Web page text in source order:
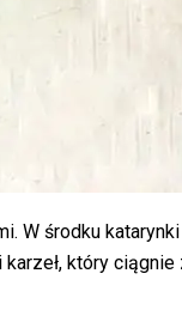
W środku
który